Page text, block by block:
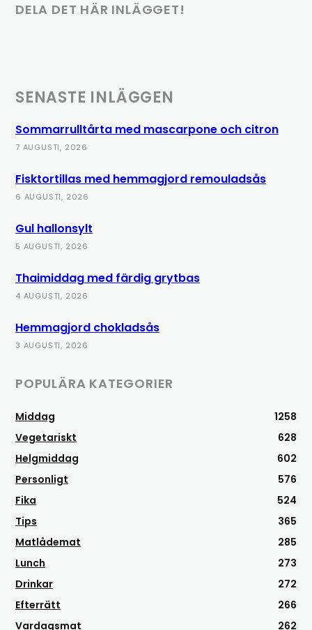
DELA DET HÄR INLÄGGET!
SENASTE INLÄGGEN
Sommarrulltårta med mascarpone och citron
7 AUGUSTI, 2026
Fisktortillas med hemmagjord remouladsås
6 AUGUSTI, 2026
Gul hallonsylt
5 AUGUSTI, 2026
Thaimiddag med färdig grytbas
4 AUGUSTI, 2026
Hemmagjord chokladsås
3 AUGUSTI, 2026
POPULÄRA KATEGORIER
Middag
1258
Vegetariskt
628
Helgmiddag
602
Personligt
576
Fika
524
Tips
365
Matlådemat
285
Lunch
273
Drinkar
272
Efterrätt
266
Vardagsmat
262